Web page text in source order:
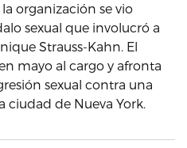
organización se vio
sexual que involucró a
Strauss-Kahn. El
mayo al cargo y afronta
sexual contra una
de Nueva York.